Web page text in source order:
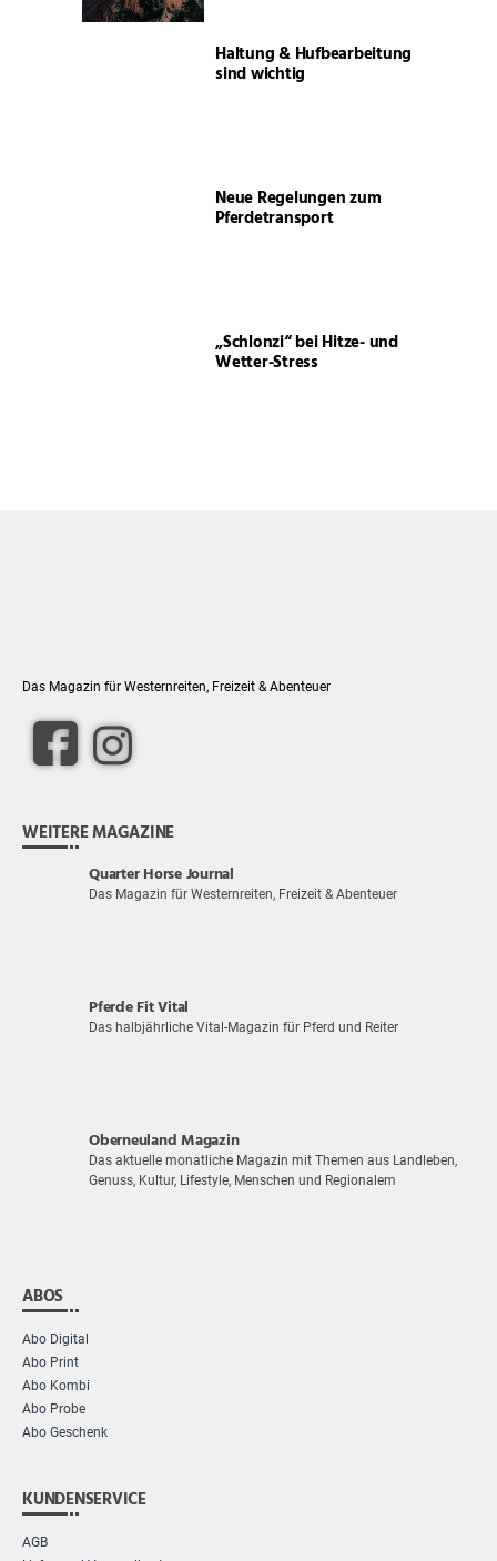
Haltung & Hufbearbeitung
sind wichtig
Neue Regelungen zum
Pferdetransport
„Schlonzi“ bei Hitze- und
Wetter-Stress
Das Magazin für Westernreiten, Freizeit & Abenteuer
WEITERE MAGAZINE
Quarter Horse Journal
Das Magazin für Westernreiten, Freizeit & Abenteuer
Pferde Fit Vital
Das halbjährliche Vital-Magazin für Pferd und Reiter
Oberneuland Magazin
Das aktuelle monatliche Magazin mit Themen aus Landleben,
Genuss, Kultur, Lifestyle, Menschen und Regionalem
ABOS
Abo Digital
Abo Print
Abo Kombi
Abo Probe
Abo Geschenk
KUNDENSERVICE
AGB